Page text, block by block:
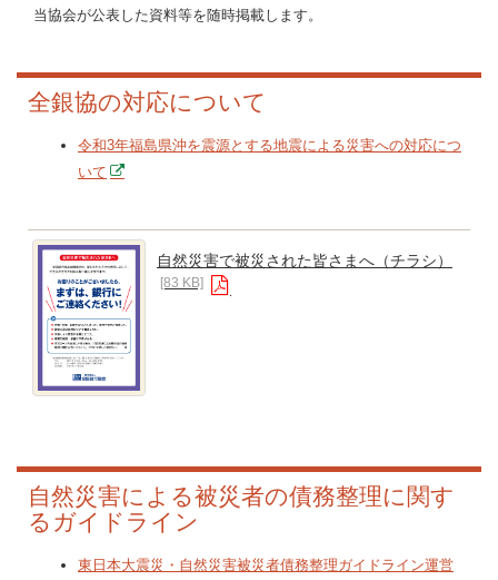
当協会が公表した資料等を随時掲載します。
全銀協の対応について
令和3年福島県沖を震源とする地震による災害への対応につ
いて
自然災害で被災された皆さまへ（チラシ）
[83 KB]
自然災害による被災者の債務整理に関す
るガイドライン
東日本大震災・自然災害被災者債務整理ガイドライン運営